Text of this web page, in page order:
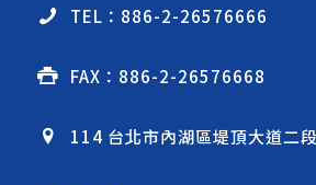
TEL：886-2-26576666
FAX：886-2-26576668
114 台北市內湖區堤頂大道二